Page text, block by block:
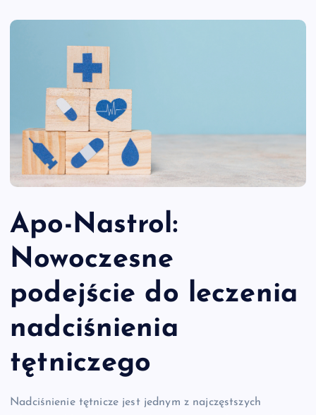
Apo-Nastrol:
Nowoczesne
podejście do leczenia
nadciśnienia
tętniczego
Nadciśnienie tętnicze jest jednym z najczęstszych